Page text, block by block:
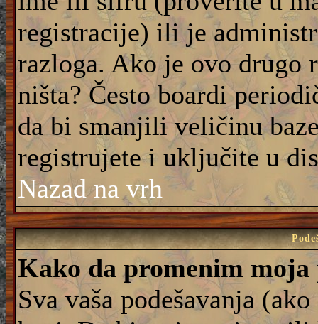
registracije) ili je
razloga. Ako je ovo drugo
ništa? Često boardi
da bi smanjili veličinu
registrujete i uključite u
Nazad na vrh
Kako da promenim moja
Sva vaša podešavanja